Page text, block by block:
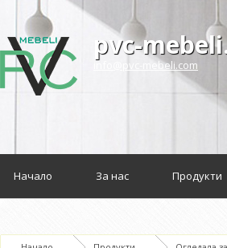
pvc-
info@pvc-mebeli.com
Начало За нас Продукти